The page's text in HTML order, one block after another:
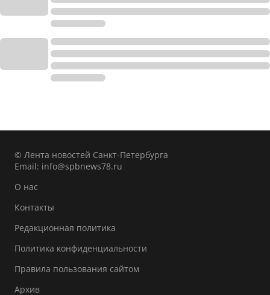
© Лента новостей Санкт-Петербурга
Email: info@spbnews78.ru
О нас
Контакты
Редакционная политика
Политика конфиденциальности
Правила пользования сайтом
Архив